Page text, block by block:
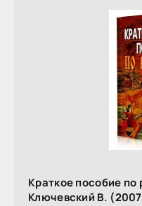
Краткое пособие по
Ключевский В.